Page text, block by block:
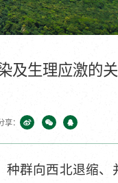
及生理应激的
享：
群向西北退缩、